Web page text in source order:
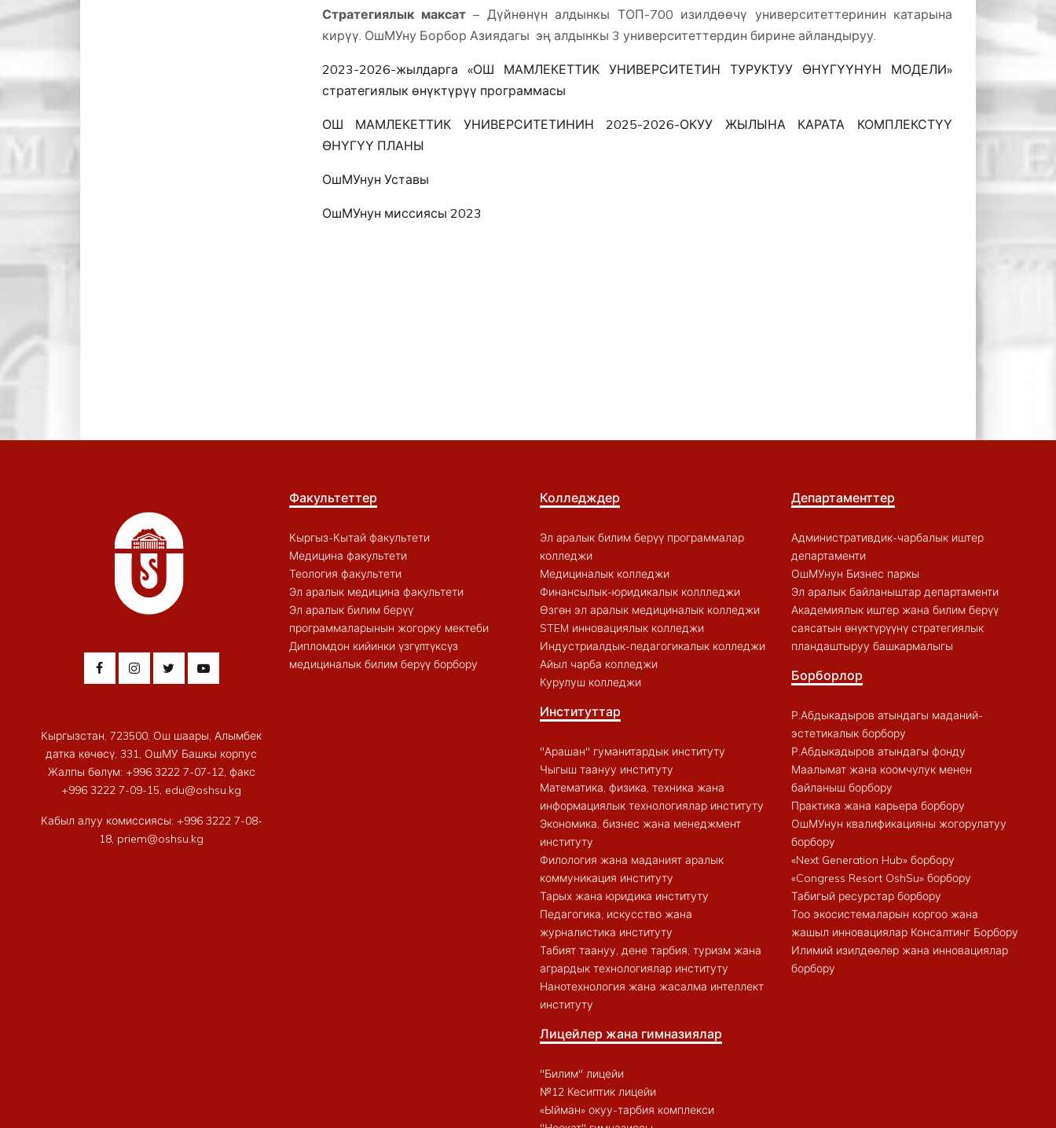
Стратегиялык максат– Дүйнөнүн алдынкы ТОП-700 изилдөөчү университеттеринин катарына
кирүү. ОшМУну Борбор Азиядагы эң алдынкы 3 университеттердин бирине айландыруу.
2023-2026-жылдарга «ОШ МАМЛЕКЕТТИК УНИВЕРСИТЕТИН ТУРУКТУУ ӨНҮГҮҮНҮН МОДЕЛИ»
стратегиялык өнүктүрүү программасы
ОШ МАМЛЕКЕТТИК УНИВЕРСИТЕТИНИН 2025-2026-ОКУУ ЖЫЛЫНА КАРАТА КОМПЛЕКСТҮҮ
ӨНҮГҮҮ ПЛАНЫ
ОшМУнун Уставы
ОшМУнун миссиясы 2023
Кыргызстан, 723500, Ош шаары, Алымбек
датка көчөсү, 331, ОшМУ Башкы корпус
Жалпы бөлүм: +996 3222 7-07-12, факс
+996 3222 7-09-15, edu@oshsu.kg
Кабыл алуу комиссиясы: +996 3222 7-08-
18, priem@oshsu.kg
Факультеттер
Кыргыз-Кытай факультети
Медицина факультети
Теология факультети
Эл аралык медицина факультети
Эл аралык билим берүү
программаларынын жогорку мектеби
Дипломдон кийинки үзгүлтүксүз
медициналык билим берүү борбору
Колледждер
Эл аралык билим берүү программалар
колледжи
Медициналык колледжи
Финансылык-юридикалык коллледжи
Өзгөн эл аралык медициналык колледжи
STEM инновациялык колледжи
Индустриалдык-педагогикалык колледжи
Айыл чарба колледжи
Курулуш колледжи
Институттар
"Арашан" гуманитардык институту
Чыгыш таануу институту
Математика, физика, техника жана
информациялык технологиялар институту
Экономика, бизнес жана менеджмент
институту
Филология жана маданият аралык
коммуникация институту
Тарых жана юридика институту
Педагогика, искусство жана
журналистика институту
Табият таануу, дене тарбия, туризм жана
агрардык технологиялар институту
Нанотехнология жана жасалма интеллект
институту
Лицейлер жана гимназиялар
"Билим" лицейи
№12 Кесиптик лицейи
«Ыйман» окуу-тарбия комплекси
Департаменттер
Административдик-чарбалык иштер
департаменти
ОшМУнун Бизнес паркы
Эл аралык байланыштар департаменти
Академиялык иштер жана билим берүү
саясатын өнүктүрүүнү стратегиялык
пландаштыруу башкармалыгы
Борборлор
Р.Абдыкадыров атындагы маданий-
эстетикалык борбору
Р.Абдыкадыров атындагы фонду
Маалымат жана коомчулук менен
байланыш борбору
Практика жана карьера борбору
ОшМУнун квалификацияны жогорулатуу
борбору
«Next Generation Hub» борбору
«Congress Resort OshSu» борбору
Табигый ресурстар борбору
Тоо экосистемаларын коргоо жана
жашыл инновациялар Консалтинг Борбору
Илимий изилдөөлөр жана инновациялар
борбору